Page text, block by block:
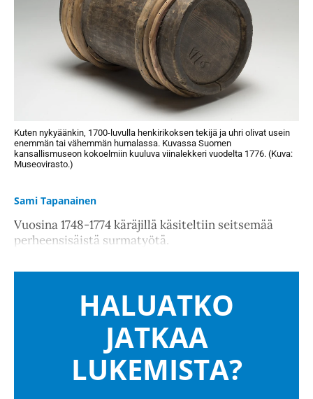
Kuten nykyäänkin, 1700-luvulla henkirikoksen tekijä ja uhri olivat usein
enemmän tai vähemmän humalassa. Kuvassa Suomen
kansallismuseon kokoelmiin kuuluva viinalekkeri vuodelta 1776. (Kuva:
Museovirasto.)
Sami Tapanainen
Vuosina 1748-1774 käräjillä käsiteltiin seitsemää
perheensisäistä surmatyötä.
HALUATKO
JATKAA
LUKEMISTA?